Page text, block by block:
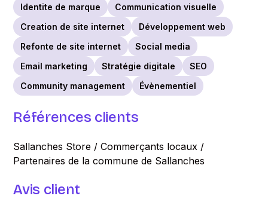
Identite de marque
Communication visuelle
Creation de site internet
Développement web
Refonte de site internet
Social media
Email marketing
Stratégie digitale
SEO
Community management
Évènementiel
Références clients
Sallanches Store / Commerçants locaux /
Partenaires de la commune de Sallanches
Avis client